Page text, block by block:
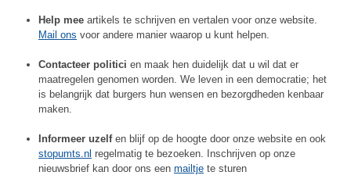
Help mee artikels te schrijven en vertalen voor onze website.
Mail ons voor andere manier waarop u kunt helpen.
Contacteer politici en maak hen duidelijk dat u wil dat er
maatregelen genomen worden. We leven in een democratie; het
is belangrijk dat burgers hun wensen en bezorgdheden kenbaar
maken.
Informeer uzelfen blijf op de hoogte door onze website en ook
stopumts.nl regelmatig te bezoeken. Inschrijven op onze
nieuwsbrief kan door ons een mailtje te sturen